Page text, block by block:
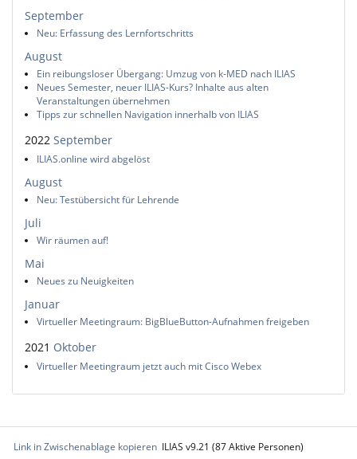
September
Neu: Erfassung des Lernfortschritts
August
Ein reibungsloser Übergang: Umzug von k-MED nach ILIAS
Neues Semester, neuer ILIAS-Kurs? Inhalte aus alten
Veranstaltungen übernehmen
Tipps zur schnellen Navigation innerhalb von ILIAS
2022 September
ILIAS.online wird abgelöst
August
Neu: Testübersicht für Lehrende
Juli
Wir räumen auf!
Mai
Neues zu Neuigkeiten
Januar
Virtueller Meetingraum: BigBlueButton-Aufnahmen freigeben
2021 Oktober
Virtueller Meetingraum jetzt auch mit Cisco Webex
Link in Zwischenablage kopieren ILIAS v9.21 (87 Aktive Personen)